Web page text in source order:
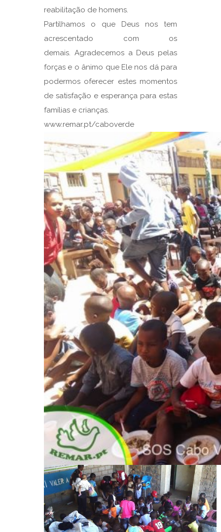
reabilitação de homens.
Partilhamos o que Deus nos tem
acrescentado com os
demais. Agradecemos a Deus pelas
forças e o ânimo que Ele nos dá para
podermos oferecer estes momentos
de satisfação e esperança para estas
famílias e crianças.
www.remar.pt/caboverde